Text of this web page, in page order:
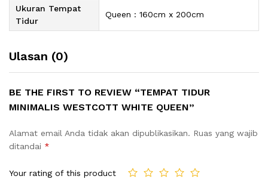
Ukuran Tempat
Tidur
Queen : 160cm x 200cm
Ulasan (0)
BE THE FIRST TO REVIEW “TEMPAT TIDUR
MINIMALIS WESTCOTT WHITE QUEEN”
Alamat email Anda tidak akan dipublikasikan. Ruas yang wajib
ditandai *
Your rating of this product